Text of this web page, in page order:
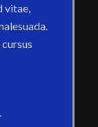
vitae,